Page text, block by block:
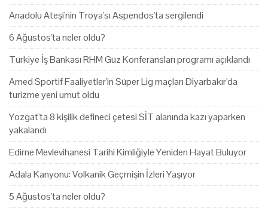
Anadolu Ateşi'nin Troya'sı Aspendos'ta sergilendi
6 Ağustos'ta neler oldu?
Türkiye İş Bankası RHM Güz Konferansları programı açıklandı
Amed Sportif Faaliyetler'in Süper Lig maçları Diyarbakır'da
turizme yeni umut oldu
Yozgat'ta 8 kişilik defineci çetesi SİT alanında kazı yaparken
yakalandı
Edirne Mevlevihanesi Tarihi Kimliğiyle Yeniden Hayat Buluyor
Adala Kanyonu: Volkanik Geçmişin İzleri Yaşıyor
5 Ağustos'ta neler oldu?